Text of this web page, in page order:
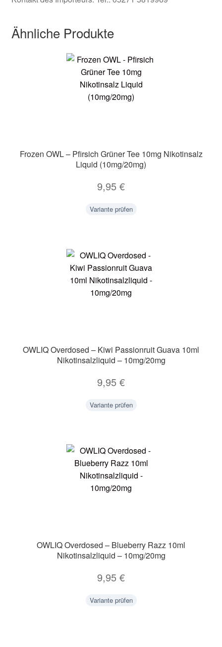
Ähnliche Produkte
Frozen OWL – Pfirsich Grüner Tee 10mg Nikotinsalz
Liquid (10mg/20mg)
9,95 €
Variante prüfen
OWLIQ Overdosed – Kiwi Passionruit Guava 10ml
Nikotinsalzliquid – 10mg/20mg
9,95 €
Variante prüfen
OWLIQ Overdosed – Blueberry Razz 10ml
Nikotinsalzliquid – 10mg/20mg
9,95 €
Variante prüfen